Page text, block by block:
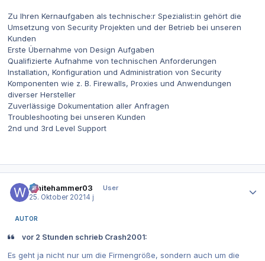
Zu Ihren Kernaufgaben als technische:r Spezialist:in gehört die
Umsetzung von Security Projekten und der Betrieb bei unseren
Kunden
Erste Übernahme von Design Aufgaben
Qualifizierte Aufnahme von technischen Anforderungen
Installation, Konfiguration und Administration von Security
Komponenten wie z. B. Firewalls, Proxies und Anwendungen
diverser Hersteller
Zuverlässige Dokumentation aller Anfragen
Troubleshooting bei unseren Kunden
2nd und 3rd Level Support
Whitehammer03
User
25. Oktober 20214 j
AUTOR
vor 2 Stunden schrieb Crash2001:
Es geht ja nicht nur um die Firmengröße, sondern auch um die